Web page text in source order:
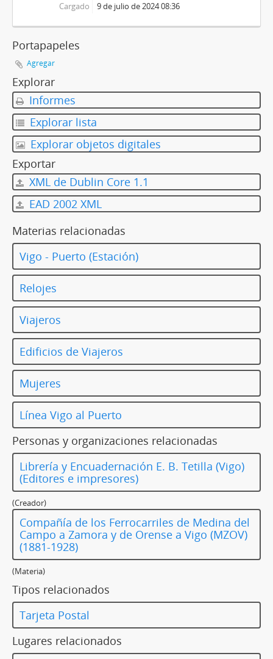
Cargado 9 de julio de 2024 08:36
Portapapeles
Agregar
Explorar
Informes
Explorar lista
Explorar objetos digitales
Exportar
XML de Dublin Core 1.1
EAD 2002 XML
Materias relacionadas
Vigo - Puerto (Estación)
Relojes
Viajeros
Edificios de Viajeros
Mujeres
Línea Vigo al Puerto
Personas y organizaciones relacionadas
Librería y Encuadernación E. B. Tetilla (Vigo)
(Editores e impresores)
(Creador)
Compañía de los Ferrocarriles de Medina del
Campo a Zamora y de Orense a Vigo (MZOV)
(1881-1928)
(Materia)
Tipos relacionados
Tarjeta Postal
Lugares relacionados